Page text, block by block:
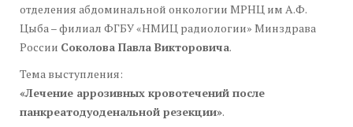
отделения абдоминальной онкологии МРНЦ им А.Ф.
Цыба – филиал ФГБУ «НМИЦ радиологии» Минздрава
России Соколова Павла Викторовича.
Тема выступления:
«Лечение аррозивных кровотечений после
панкреатодуоденальной резекции».